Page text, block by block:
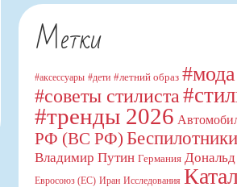
Метки
#аксессуары #дети #летний образ #мода
#советы стилиста
#тренды 2026
РФ (ВС РФ) Беспилотники
Владимир Путин Германия
Евросоюз (ЕС) Иран Исследования